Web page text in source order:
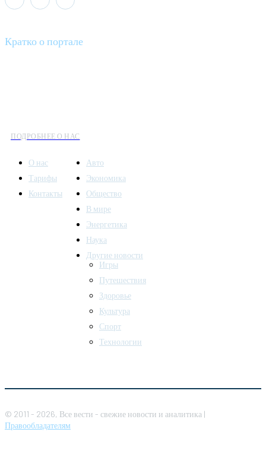
Кратко о портале
ПОДРОБНЕЕ О НАС
О нас
Тарифы
Контакты
Авто
Экономика
Общество
В мире
Энергетика
Наука
Другие новости
Игры
Путешествия
Здоровье
Культура
Спорт
Технологии
© 2011 - 2026, Все вести - свежие новости и аналитика |
Правообладателям